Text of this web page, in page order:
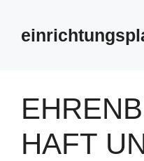
springen
HAFT